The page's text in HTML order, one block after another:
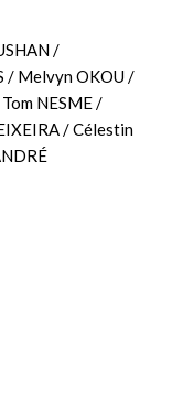
/
/ Melvyn OKOU /
NESME /
/ Célestin